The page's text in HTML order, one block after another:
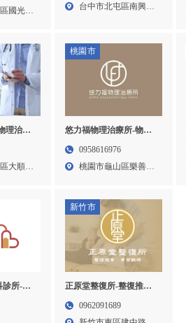
國光路
科診所
台中市北屯區南興路
理治療
物理治
大順二
桃園市
悠力福物理治療所-物理
治療,物理治療所,桃園物
0958616976
桃園市龜山區樂善二
診所-復
童早療
新竹市
正原堂整復所-整復推拿,
新竹整復推拿,東區整復
0962091689